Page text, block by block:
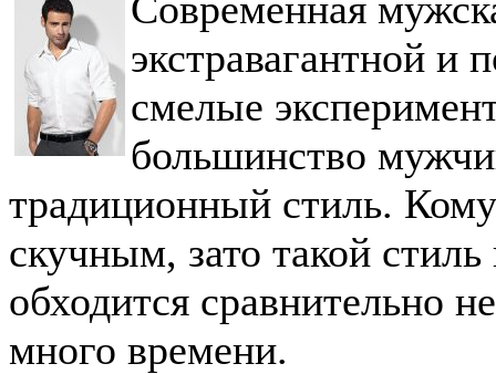
экстравагантной и
смелые
большинство
традиционный стиль.
скучным, зато такой
обходится сравнительно
много времени.